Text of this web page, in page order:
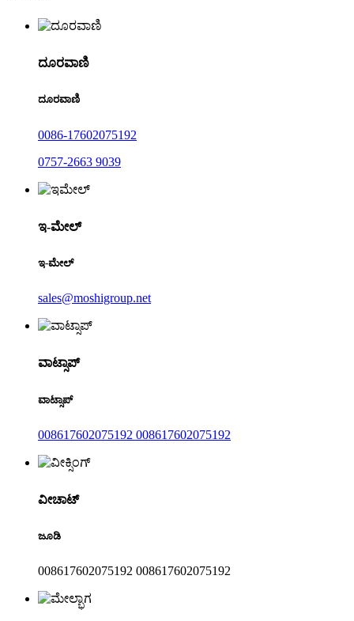
ದೂರವಾಣಿ
ದೂರವಾಣಿ
0086-17602075192
0757-2663 9039
ಇ-ಮೇಲ್
ಇ-ಮೇಲ್
sales@moshigroup.net
ವಾಟ್ಸಾಪ್
ವಾಟ್ಸಾಪ್
008617602075192 008617602075192
ವೀಚಾಟ್
ಜೂಡಿ
008617602075192 008617602075192